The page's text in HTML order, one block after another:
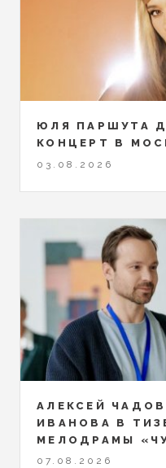
ЮЛЯ ПАРШУТА
КОНЦЕРТ В
03.08.2026
АЛЕКСЕЙ
ИВАНОВА В
МЕЛОДРАМЫ
07.08.2026